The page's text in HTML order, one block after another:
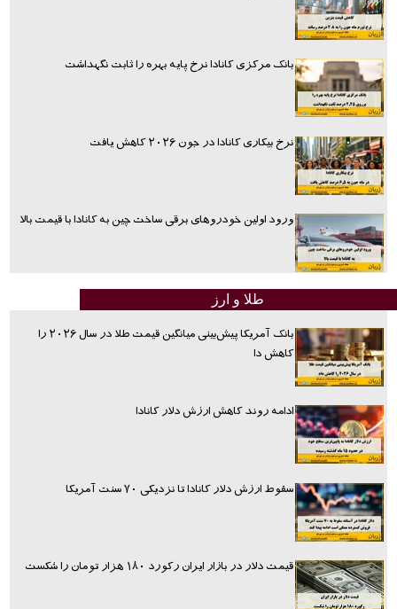
بانک مرکزی کانادا نرخ پایه بهره را ثابت نگهداشت
نرخ بیکاری کانادا در جون ۲۰۲۶ کاهش یافت
ورود اولین خودروهای برقی ساخت چین به کانادا با قیمت بالا
طلا و ارز
بانک آمریکا پیش‌بینی میانگین قیمت طلا در سال ۲۰۲۶ را
کاهش دا
ادامه روند کاهش ارزش دلار کانادا
سقوط ارزش دلار کانادا تا نزدیکی ۷۰ سنت آمریکا
قیمت دلار در بازار ایران رکورد ۱۸۰ هزار تومان را شکست